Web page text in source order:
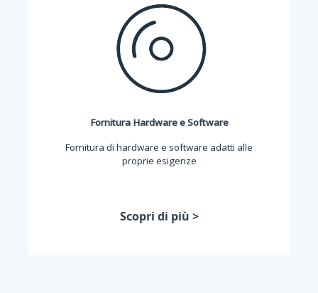
Fornitura Hardware e Software
Fornitura di hardware e software adatti alle
proprie esigenze
Scopri di più >